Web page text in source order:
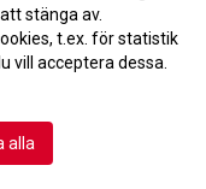
2017-09-22 15:43
2017-09-03 19:58
stänga av.
t.ex. för statistik
vill acceptera dessa.
alla